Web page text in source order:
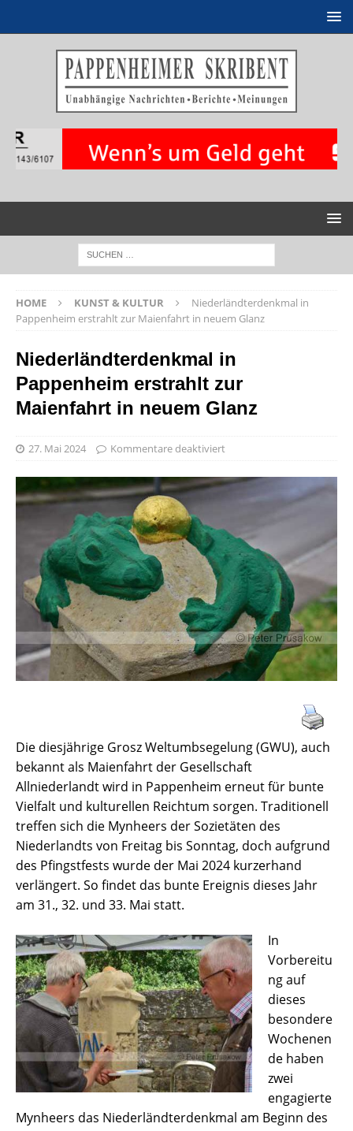
HOME KUNST & KULTUR
Niederländterdenkmal in
Pappenheim erstrahlt zur Maienfahrt in neuem Glanz
Niederländterdenkmal in
Pappenheim erstrahlt zur
Maienfahrt in neuem Glanz
27. Mai 2024 Kommentare deaktiviert
Die diesjährige Grosz Weltumbsegelung (GWU), auch
bekannt als Maienfahrt der Gesellschaft
Allniederlandt wird in Pappenheim erneut für bunte
Vielfalt und kulturellen Reichtum sorgen. Traditionell
treffen sich die Mynheers der Sozietäten des
Niederlandts von Freitag bis Sonntag, doch aufgrund
des Pfingstfests wurde der Mai 2024 kurzerhand
verlängert. So findet das bunte Ereignis dieses Jahr
am 31., 32. und 33. Mai statt.
In
Vorbereitu
ng auf
dieses
besondere
Wochenen
de haben
zwei
engagierte
Mynheers das Niederländterdenkmal am Beginn des